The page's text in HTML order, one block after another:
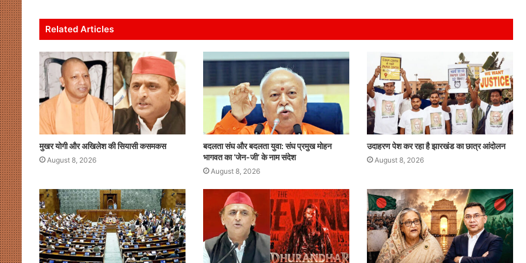
A
p
p
b
o
o
k
dI
n
Related Articles
मुखर योगी और अखिलेश की सियासी कसमकस
August 8, 2026
बदलता संघ और बदलता युवा: संघ प्रमुख मोहन
भागवत का ‘जेन-जी’ के नाम संदेश
August 8, 2026
उदाहरण पेश कर रहा है झारखंड का छात्र आंदोलन
August 8, 2026
नाराजगी के सियासी मायने
की
सियासी
कसमकस
August 8, 2026
मुखर योगी और अखिलेश की सियासी कसमकस
युवा:
संघ
मोहन
का
‘जेन-
जी’
के
August 8, 2026
बदलता संघ और बदलता युवा: संघ प्रमुख मोहन भागवत
का ‘जेन-जी’ के नाम संदेश